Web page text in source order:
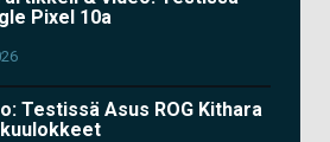
Pixel 10a
Testissä Asus ROG Kithara